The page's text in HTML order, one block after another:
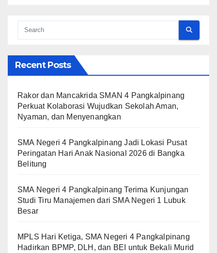
Recent Posts
Rakor dan Mancakrida SMAN 4 Pangkalpinang
Perkuat Kolaborasi Wujudkan Sekolah Aman,
Nyaman, dan Menyenangkan
SMA Negeri 4 Pangkalpinang Jadi Lokasi Pusat
Peringatan Hari Anak Nasional 2026 di Bangka
Belitung
SMA Negeri 4 Pangkalpinang Terima Kunjungan
Studi Tiru Manajemen dari SMA Negeri 1 Lubuk
Besar
MPLS Hari Ketiga, SMA Negeri 4 Pangkalpinang
Hadirkan BPMP, DLH, dan BEI untuk Bekali Murid